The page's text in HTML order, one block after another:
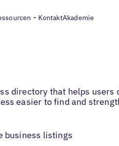
KontaktAkademie
directory that helps
easier to find and
business listings